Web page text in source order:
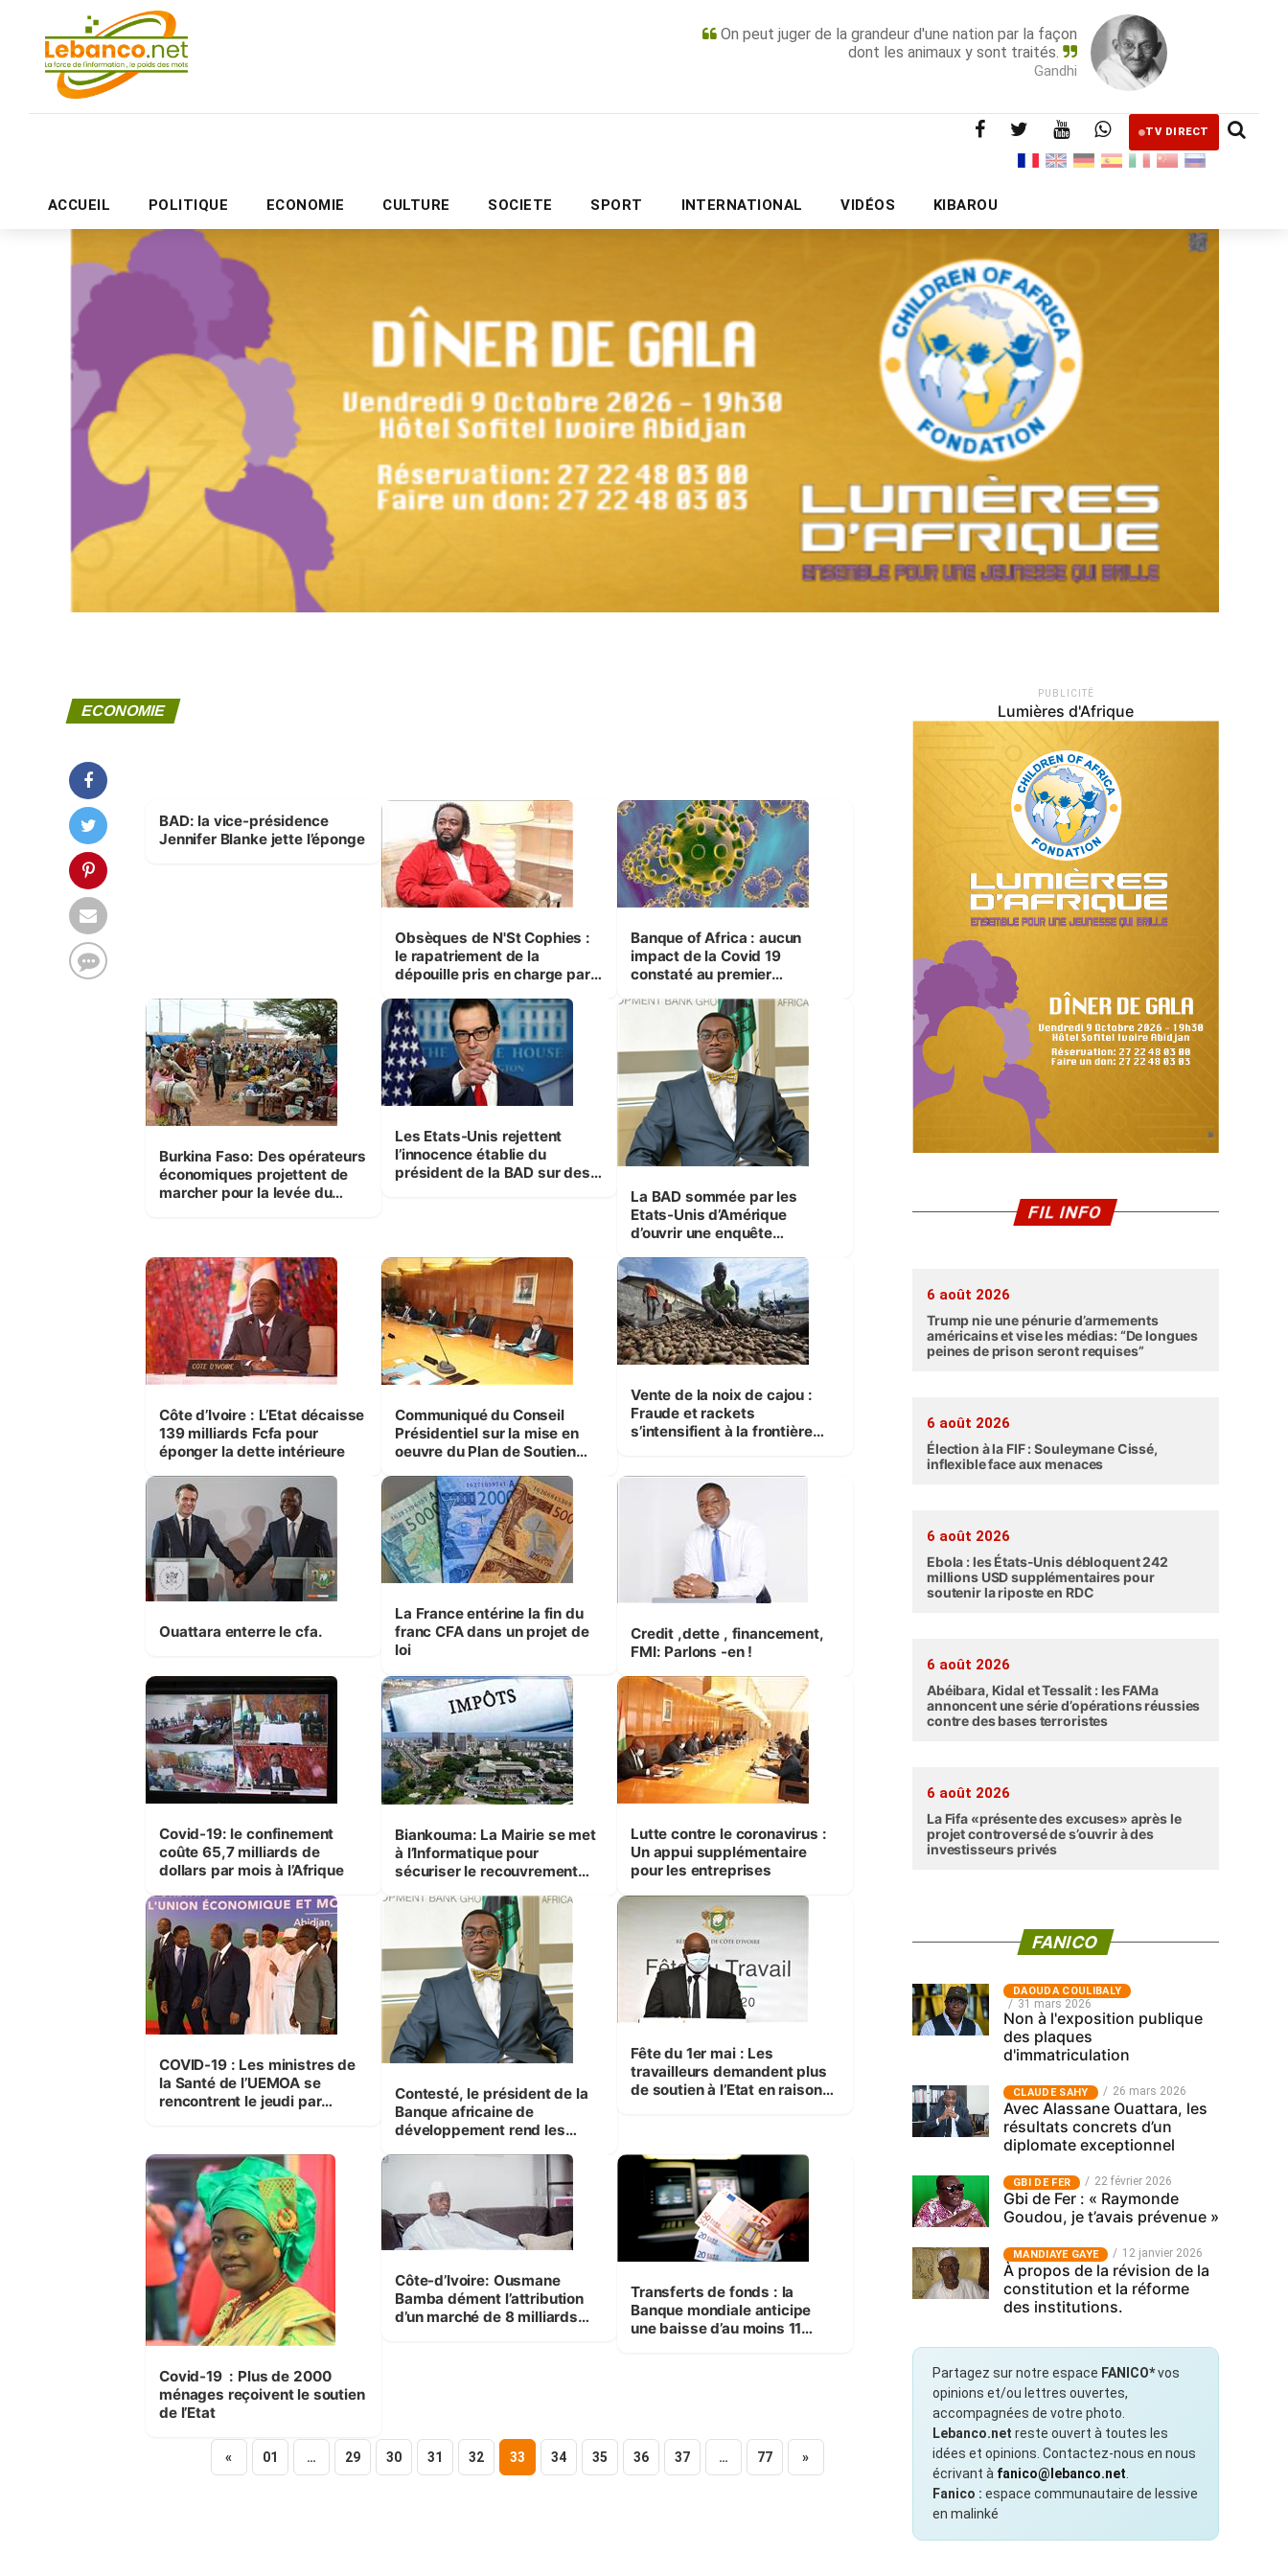
On peut juger de la grandeur d'une nation par la façon
dont les animaux y sont traités.
Gandhi
TV DIRECT
ACCUEIL POLITIQUE ECONOMIE CULTURE SOCIETE SPORT INTERNATIONAL VIDÉOS KIBAROU
PUBLICITÉ
ECONOMIE
BAD: la vice-présidence
Jennifer Blanke jette l’éponge
Obsèques de N'St Cophies :
le rapatriement de la
dépouille pris en charge par
Banque of Africa : aucun
impact de la Covid 19
constaté au premier
Burkina Faso: Des opérateurs
économiques projettent de
marcher pour la levée du
Les Etats-Unis rejettent
l’innocence établie du
président de la BAD sur des
La BAD sommée par les
Etats-Unis d’Amérique
d’ouvrir une enquête
Côte d’Ivoire : L’Etat décaisse
139 milliards Fcfa pour
éponger la dette intérieure
Communiqué du Conseil
Présidentiel sur la mise en
oeuvre du Plan de Soutien
humanitaire
Vente de la noix de cajou :
Fraude et rackets
s’intensifient à la frontière
Ouattara enterre le cfa.
La France entérine la fin du
franc CFA dans un projet de
loi
Credit ,dette , financement,
FMI: Parlons -en !
Covid-19: le confinement
coûte 65,7 milliards de
dollars par mois à l’Afrique
Biankouma: La Mairie se met
à l’Informatique pour
sécuriser le recouvrement
Lutte contre le coronavirus :
Un appui supplémentaire
pour les entreprises
COVID-19 : Les ministres de
la Santé de l’UEMOA se
rencontrent le jeudi par
Contesté, le président de la
Banque africaine de
développement rend les
Fête du 1er mai : Les
travailleurs demandent plus
de soutien à l’Etat en raison
Covid-19 : Plus de 2000
ménages reçoivent le soutien
de l’Etat
Côte-d’Ivoire: Ousmane
Bamba dément l’attribution
d’un marché de 8 milliards
Transferts de fonds : la
Banque mondiale anticipe
une baisse d’au moins 11
« 01 … 29 30 31 32 33 34 35 36 37 … 77 »
PUBLICITÉ
Lumières d'Afrique
FIL INFO
6 août 2026
Trump nie une pénurie d’armements
américains et vise les médias: “De longues
peines de prison seront requises”
6 août 2026
Élection à la FIF : Souleymane Cissé,
inflexible face aux menaces
6 août 2026
Ebola : les États-Unis débloquent 242
millions USD supplémentaires pour
soutenir la riposte en RDC
6 août 2026
Abéibara, Kidal et Tessalit : les FAMa
annoncent une série d’opérations réussies
contre des bases terroristes
6 août 2026
La Fifa «présente des excuses» après le
projet controversé de s’ouvrir à des
investisseurs privés
FANICO
‎DAOUDA COULIBALY
31 mars 2026
Non à l'exposition publique
des plaques
d'immatriculation
CLAUDE SAHY 26 mars 2026
Avec Alassane Ouattara, les
résultats concrets d’un
diplomate exceptionnel
GBI DE FER 22 février 2026
Gbi de Fer : « Raymonde
Goudou, je t’avais prévenue »
MANDIAYE GAYE 12 janvier 2026
À propos de la révision de la
constitution et la réforme
des institutions.
Partagez sur notre espace FANICO*vos
opinions et/ou lettres ouvertes,
accompagnées de votre photo.
Lebanco.net reste ouvert à toutes les
idées et opinions. Contactez-nous en nous
écrivant à fanico@lebanco.net.
Fanico : espace communautaire de lessive
en malinké